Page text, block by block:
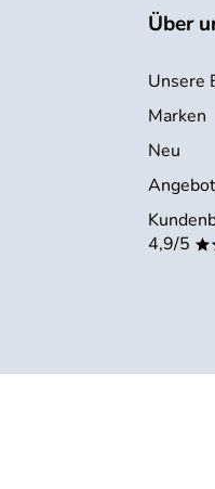
Über
Unsere
Marken
Neu
4,9/5